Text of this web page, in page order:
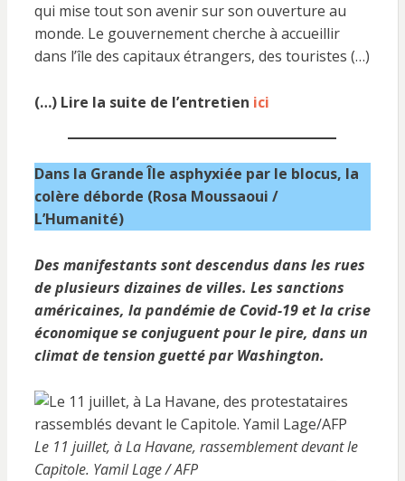
qui mise tout son avenir sur son ouverture au
monde. Le gouvernement cherche à accueillir
dans l’île des capitaux étrangers, des touristes (…)
(…) Lire la suite de l’entretien ici
Dans la Grande Île asphyxiée par le blocus, la
colère déborde (Rosa Moussaoui /
L’Humanité)
Des manifestants sont descendus dans les rues
de plusieurs dizaines de villes. Les sanctions
américaines, la pandémie de Covid-19 et la crise
économique se conjuguent pour le pire, dans un
climat de tension guetté par Washington.
Le 11 juillet, à La Havane, rassemblement devant le
Capitole. Yamil Lage / AFP